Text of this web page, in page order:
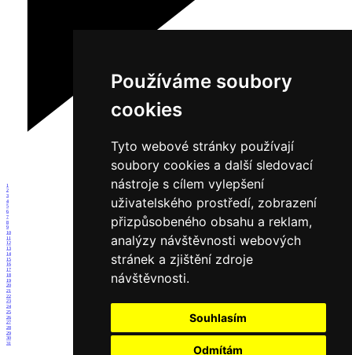
Používáme soubory
cookies
Tyto webové stránky používají
soubory cookies a další sledovací
nástroje s cílem vylepšení
uživatelského prostředí, zobrazení
přizpůsobeného obsahu a reklam,
analýzy návštěvnosti webových
stránek a zjištění zdroje
návštěvnosti.
Souhlasím
Odmítám
1
2
3
4
5
6
7
8
9
10
11
12
13
14
15
16
17
18
19
20
21
22
23
24
25
26
27
28
29
30
31